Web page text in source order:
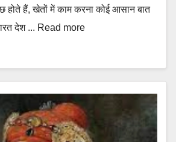
हैं, खेतों में काम करना कोई आसान बात
देश ... Read more